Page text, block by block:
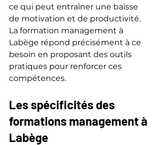
ce qui peut entraîner une baisse
de motivation et de productivité.
La formation management à
Labège répond précisément à ce
besoin en proposant des outils
pratiques pour renforcer ces
compétences.
Les spécificités des
formations management à
Labège